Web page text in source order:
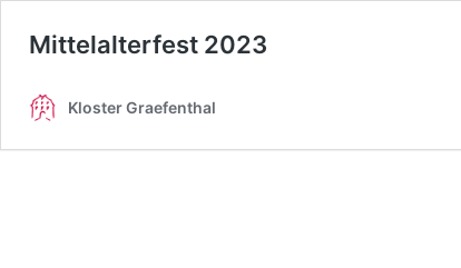
Mittelalterfest 2023
Kloster Graefenthal